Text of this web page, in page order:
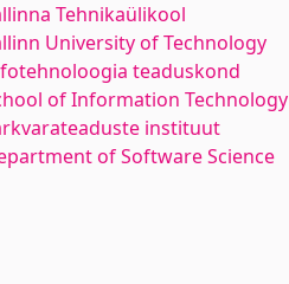
Tehnikaülikool
University of Technology
teaduskond
of Information Technology
instituut
of Software Science